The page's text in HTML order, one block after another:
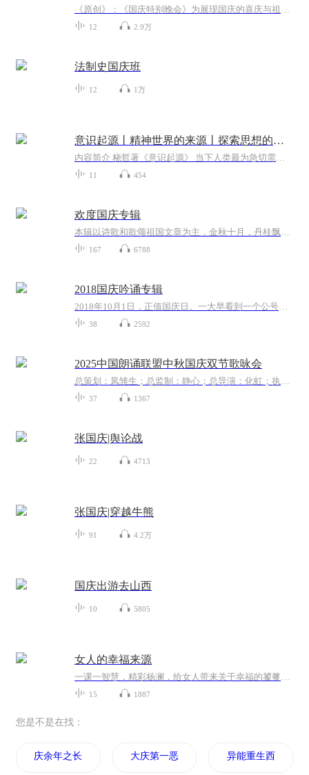
《原创》：《国庆特别晚会》为展现国庆的喜庆与祖国的深情我将以具体的场景切入从清晨升旗的庄严到街头巷尾的欢庆到历史与当下的交融，用优美的笔触传递对祖国的热爱与自豪！用诗歌和情感美文形式，歌颂祖国的繁荣富强，祝人民幸福安康！
12 2.9万
法制史国庆班
12 1万
意识起源丨精神世界的来源丨探索思想的来源
内容简介 桡哲著《意识起源》 当下人类最为急切需要了解的三个最重要问题，就是关于生命起源、意识起源、社会起源三个根本性的问题。这三个问题可以说是任何既往哲学、科学乃至宗教等一切学问根本无从追究的问题，凡稍有踏足，立马产生一系列根本无法自洽...
11 454
欢度国庆专辑
本辑以诗歌和歌颂祖国文章为主，金秋十月，丹桂飘香，在这个充满丰收喜悦的季节里，我们满怀激动和自豪，迎来了中华人民共和国76周年华诞。这不仅是一个庄重的纪念日，更是全体中华儿女共同欢庆的盛大的节日，承载着深厚的民族情感和历史意义.
167 6788
2018国庆吟诵专辑
2018年10月1日，正值国庆日。一大早看到一个公号文章，正是文天祥的《己卯十月一日至燕越五日罹狴犴有感而赋》。当然，彼十一非当今的十一。不过数字的巧合还是让人感触，今天拿来读一读，体味一番历史英杰的民族情怀，恰也当时。 根据诗题来看，这组诗是写于十月一日至十月五日之间，是文天祥被俘之后所作，这些诗作不仅有凛凛正气，更也能看的到他百端交集的复杂情感。另一首于右任先生的《望大陆》，微信公号有称《望乡》，一句“山之上国之殇”荡气回肠，一并兴起拿来读了一读。仓促间多有瑕疵...
38 2592
2025中国朗诵联盟中秋国庆双节歌咏会
总策划：凤雏生；总监制：静心；总导演：化虹；执行总监：莺子；执行导演：橙夏；主持人：静心、化虹、橙夏
37 1367
张国庆|舆论战
22 4713
张国庆|穿越牛熊
91 4.2万
国庆出游去山西
10 5805
女人的幸福来源
一课一智慧，精彩杨澜，给女人带来关于幸福的饕餮盛宴；一步一脚印，榜样杨澜，带女人走上寻找幸福的芳香之旅。
15 1887
您是不是在找：
庆余年之长歌行 大庆第一恶 异能重生西门庆